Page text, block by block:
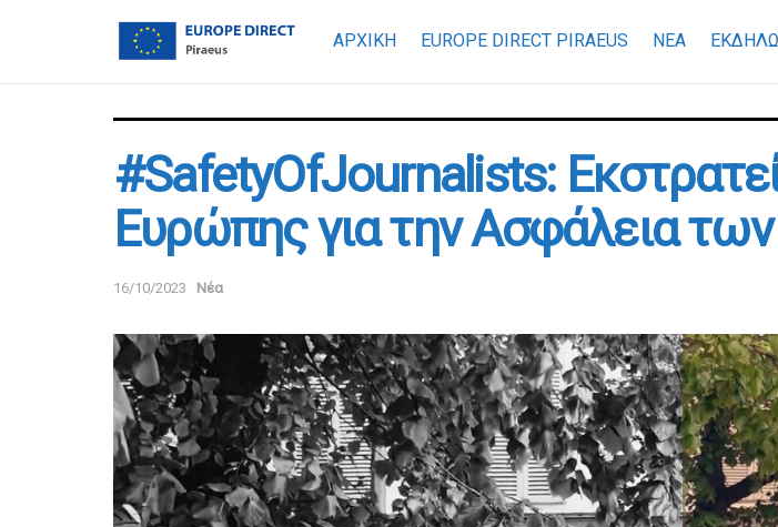
ΑΡΧΙΚΗ EUROPE DIRECT PIRAEUS ΝΕΑ
#SafetyOfJournalists:
Ευρώπης για την Ασφάλεια
16/10/2023 Νέα